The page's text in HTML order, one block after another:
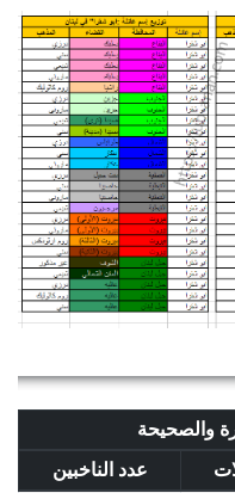
والصحيحة
عدد الناخبين